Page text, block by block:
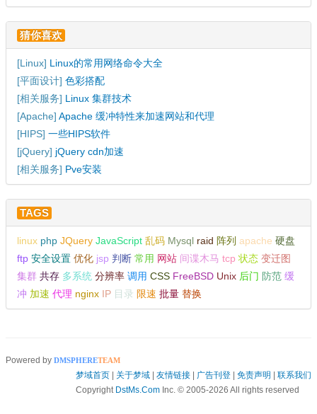
猜你喜欢
[Linux] Linux的常用网络命令大全
[平面设计] 色彩搭配
[相关服务] Linux 集群技术
[Apache] Apache 缓冲特性来加速网站和代理
[HIPS] 一些HIPS软件
[jQuery] jQuery cdn加速
[相关服务] Pve安装
TAGS
linux php JQuery JavaScript 乱码 Mysql raid 阵列 apache 硬盘
ftp 安全设置 优化 jsp 判断 常用 网站 间谍木马 tcp 状态 变迁图
集群 共存 多系统 分辨率 调用 CSS FreeBSD Unix 后门 防范 缓
冲 加速 代理 nginx IP 目录 限速 批量 替换
Powered by DMSPHERETEAM
梦域首页 关于梦域 友情链接 广告刊登 免责声明
联系我们
Copyright DstMs.Com Inc. © 2005-2026 All rights reserved